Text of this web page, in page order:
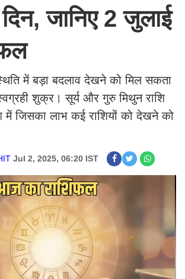
जानिए 2 जुलाई
में बड़ा बदलाव देखने को मिल सकता
शुक्र। सूर्य और गुरु मिथुन राशि
में जिसका लाभ कई राशियों को देखने को
Jul 2, 2025, 06:20 IST